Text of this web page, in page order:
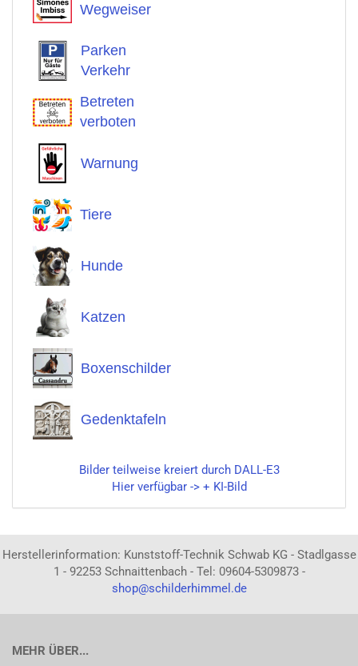
Wegweiser
Parken
Verkehr
Betreten
verboten
Warnung
Tiere
Hunde
Katzen
Boxenschilder
Gedenktafeln
Bilder teilweise kreiert durch DALL-E3
Hier verfügbar -> + KI-Bild
Herstellerinformation: Kunststoff-Technik Schwab KG - Stadlgasse
1 - 92253 Schnaittenbach - Tel: 09604-5309873 -
shop@schilderhimmel.de
MEHR ÜBER...